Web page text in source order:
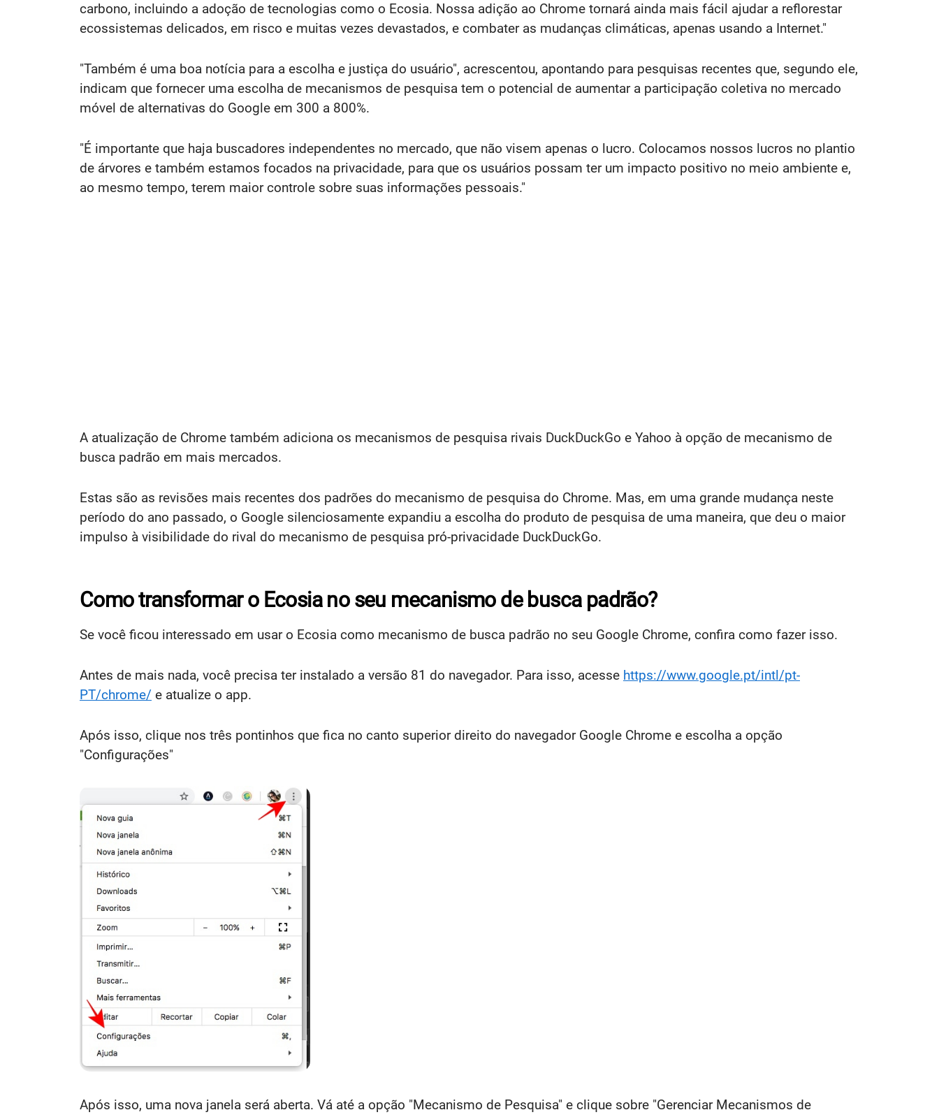
carbono, incluindo a adoção de tecnologias como o Ecosia. Nossa adição ao Chrome tornará ainda mais fácil ajudar a reflorestar
ecossistemas delicados, em risco e muitas vezes devastados, e combater as mudanças climáticas, apenas usando a Internet."
"Também é uma boa notícia para a escolha e justiça do usuário", acrescentou, apontando para pesquisas recentes que, segundo ele,
indicam que fornecer uma escolha de mecanismos de pesquisa tem o potencial de aumentar a participação coletiva no mercado
móvel de alternativas do Google em 300 a 800%.
"É importante que haja buscadores independentes no mercado, que não visem apenas o lucro. Colocamos nossos lucros no plantio
de árvores e também estamos focados na privacidade, para que os usuários possam ter um impacto positivo no meio ambiente e,
ao mesmo tempo, terem maior controle sobre suas informações pessoais."
A atualização de Chrome também adiciona os mecanismos de pesquisa rivais DuckDuckGo e Yahoo à opção de mecanismo de
busca padrão em mais mercados.
Estas são as revisões mais recentes dos padrões do mecanismo de pesquisa do Chrome. Mas, em uma grande mudança neste
período do ano passado, o Google silenciosamente expandiu a escolha do produto de pesquisa de uma maneira, que deu o maior
impulso à visibilidade do rival do mecanismo de pesquisa pró-privacidade DuckDuckGo.
Como transformar o Ecosia no seu mecanismo de busca padrão?
Se você ficou interessado em usar o Ecosia como mecanismo de busca padrão no seu Google Chrome, confira como fazer isso.
Antes de mais nada, você precisa ter instalado a versão 81 do navegador. Para isso, acesse https://www.google.pt/intl/pt-
PT/chrome/ e atualize o app.
Após isso, clique nos três pontinhos que fica no canto superior direito do navegador Google Chrome e escolha a opção
"Configurações"
Após isso, uma nova janela será aberta. Vá até a opção "Mecanismo de Pesquisa" e clique sobre "Gerenciar Mecanismos de